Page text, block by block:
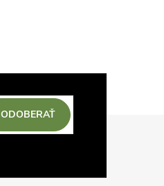
ODOBERAŤ